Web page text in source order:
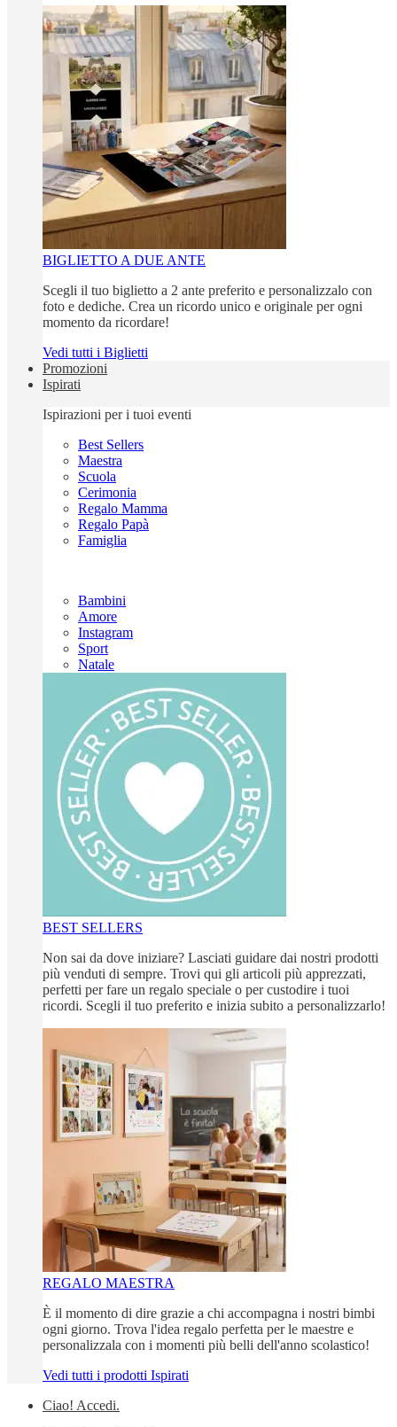
BIGLIETTO A DUE ANTE
Scegli il tuo biglietto a 2 ante preferito e personalizzalo con
foto e dediche. Crea un ricordo unico e originale per ogni
momento da ricordare!
Vedi tutti i Biglietti
Promozioni
Ispirati
Ispirazioni per i tuoi eventi
Best Sellers
Maestra
Scuola
Cerimonia
Regalo Mamma
Regalo Papà
Famiglia
Bambini
Amore
Instagram
Sport
Natale
BEST SELLERS
Non sai da dove iniziare? Lasciati guidare dai nostri prodotti
più venduti di sempre. Trovi qui gli articoli più apprezzati,
perfetti per fare un regalo speciale o per custodire i tuoi
ricordi. Scegli il tuo preferito e inizia subito a personalizzarlo!
REGALO MAESTRA
È il momento di dire grazie a chi accompagna i nostri bimbi
ogni giorno. Trova l'idea regalo perfetta per le maestre e
personalizzala con i momenti più belli dell'anno scolastico!
Vedi tutti i prodotti Ispirati
Ciao! Accedi.